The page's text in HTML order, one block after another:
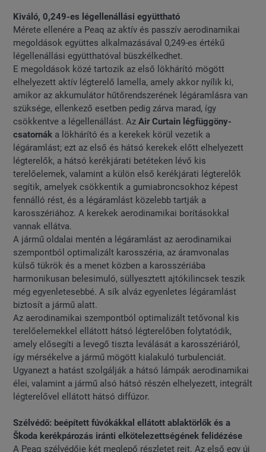
Kiváló, 0,249-es légellenállási együttható
Mérete ellenére a Peaq az aktív és passzív aerodinamikai
megoldások együttes alkalmazásával 0,249-es értékű
légellenállási együtthatóval büszkélkedhet.
E megoldások közé tartozik az első lökhárító mögött
elhelyezett aktív légterelő lamella, amely akkor nyílik ki,
amikor az akkumulátor hűtőrendszerének légáramlásra van
szüksége, ellenkező esetben pedig zárva marad, így
csökkentve a légellenállást. AzAir Curtain légfüggöny-
csatornák a lökhárító és a kerekek körül vezetik a
légáramlást; ezt az első és hátsó kerekek előtt elhelyezett
légterelők, a hátsó kerékjárati betéteken lévő kis
terelőelemek, valamint a külön első kerékjárati légterelők
segítik, amelyek csökkentik a gumiabroncsokhoz képest
fennálló rést, és a légáramlást közelebb tartják a
karosszériához. A kerekek aerodinamikai borításokkal
vannak ellátva.
A jármű oldalai mentén a légáramlást az aerodinamikai
szempontból optimalizált karosszéria, az áramvonalas
külső tükrök és a menet közben a karosszériába
harmonikusan belesimuló, süllyesztett ajtókilincsek teszik
még egyenletesebbé. A sík alváz egyenletes légáramlást
biztosít a jármű alatt.
Az aerodinamikai szempontból optimalizált tetővonal kis
terelőelemekkel ellátott hátsó légterelőben folytatódik,
amely elősegíti a levegő tiszta leválását a karosszériáról,
így mérsékelve a jármű mögött kialakuló turbulenciát.
Ugyanezt a hatást szolgálják a hátsó lámpák aerodinamikai
élei, valamint a jármű alsó hátsó részén elhelyezett, integrált
légterelővel ellátott hátsó diffúzor.
Szélvédő: beépített fúvókákkal ellátott ablaktörlők és a
Škoda kerékpározás iránti elkötelezettségének felidézése
A Peaq szélvédője két meglepő részletet rejt. Az első egy új